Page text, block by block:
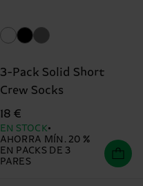
3-Pack Solid Short
Crew Socks
18 €
EN STOCK
AHORRA MÍN. 20 %
EN PACKS DE 3
PARES